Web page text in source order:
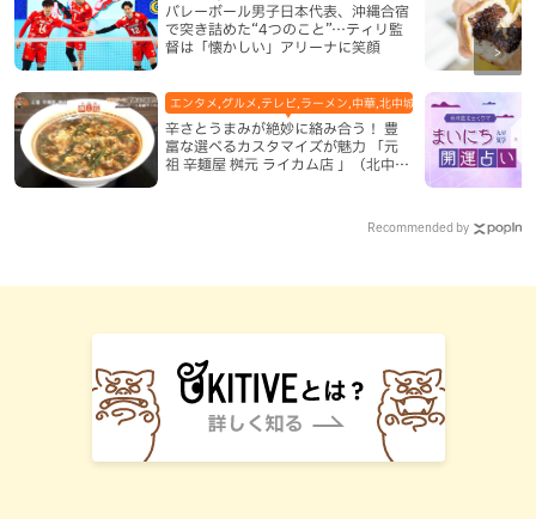
バレーボール男子日本代表、沖縄合宿
で突き詰めた“4つのこと”…ティリ監
督は「懐かしい」アリーナに笑顔
辛さとうまみが絶妙に絡み合う！ 豊
富な選べるカスタマイズが魅力 「元
祖 辛麺屋 桝元 ライカム店 」（北中城
エンタメ,グルメ,テレビ,ラーメン,中華,北中城村,地域,本島中部
Recommended by